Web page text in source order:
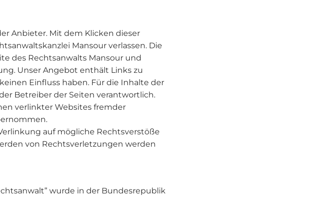
Anbieter. Mit dem Klicken dieser
Mansour verlassen. Die
des Rechtsanwalts Mansour und
Unser Angebot enthält Links zu
Einfluss haben. Für die Inhalte der
Betreiber der Seiten verantwortlich.
verlinkter Websites fremder
auf mögliche Rechtsverstöße
von Rechtsverletzungen werden
wurde in der Bundesrepublik